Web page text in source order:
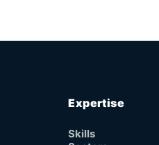
Expertise
Skills